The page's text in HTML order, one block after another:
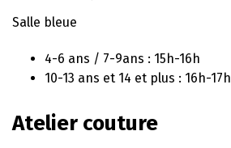
Salle bleue
4-6 ans / 7-9ans : 15h-16h
10-13 ans et 14 et plus : 16h-17h
Atelier couture